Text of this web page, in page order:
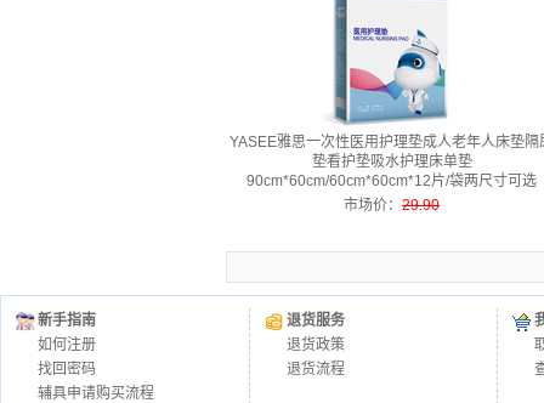
YASEE雅思一次性医用护理垫成人老年人床垫隔
垫看护垫吸水护理床单垫
90cm*60cm/60cm*60cm*12片/袋两尺寸可选
市场价：29.90
新手指南
如何注册
找回密码
辅具申请购买流程
退货服务
退货政策
退货流程